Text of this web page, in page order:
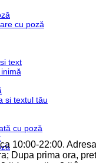
cu poză
text
si textul tău
cu poză